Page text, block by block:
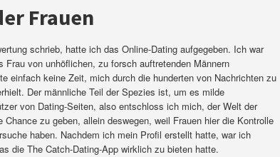
Frauen
schrieb, hatte ich das Online-Dating aufgegeben. Ich war
Frau von unhöflichen, zu forsch auftretenden Männern
einfach keine Zeit, mich durch die hunderten von Nachrichten zu
Der männliche Teil der Spezies ist, um es milde
von Dating-Seiten, also entschloss ich mich, der Welt der
zu geben, allein deswegen, weil Frauen hier die Kontrolle
haben. Nachdem ich mein Profil erstellt hatte, war ich
die The Catch-Dating-App wirklich zu bieten hatte.